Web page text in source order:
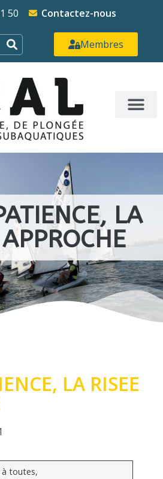
50 Contactez-nous
Membres
LA
LA RISEE
toutes,